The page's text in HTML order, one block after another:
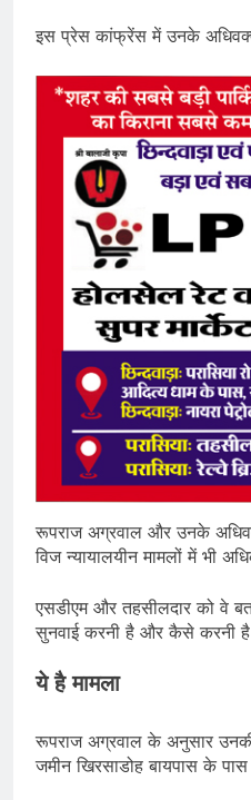
इस प्रेस कांफ्रेंस में उनके
रूपराज अग्रवाल और उनके
विज न्यायालयीन मामलों में भी
एसडीएम और तहसीलदार को वे
सुनवाई करनी है और कैसे करनी
ये है मामला
रूपराज अग्रवाल के अनुसार
जमीन खिरसाडोह बायपास के